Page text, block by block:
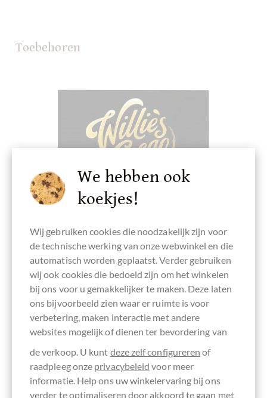
Toebehoren
Willies Cacao
San Agustin 88% Zartbitterschokolade -
Colombian Gold
Dunkle Schokolade aus Kolumbianischen Kakaobohnen
Inhoud 0.05 kg (€ 118,00 * / 1 kg)
€ 5,90*
We hebben ook
koekjes!
Wij gebruiken cookies die noodzakelijk zijn voor
de technische werking van onze webwinkel en die
automatisch worden geplaatst. Verder gebruiken
wij ook cookies die bedoeld zijn om het winkelen
bij ons voor u gemakkelijker te maken. Deze laten
ons bijvoorbeeld zien waar er ruimte is voor
verbetering, maken interactie met andere
websites mogelijk of dienen ter bevordering van
de verkoop. U kunt deze zelf configureren of
raadpleeg onze privacybeleid voor meer
informatie. Help ons uw winkelervaring bij ons
verder te optimaliseren door akkoord te gaan met